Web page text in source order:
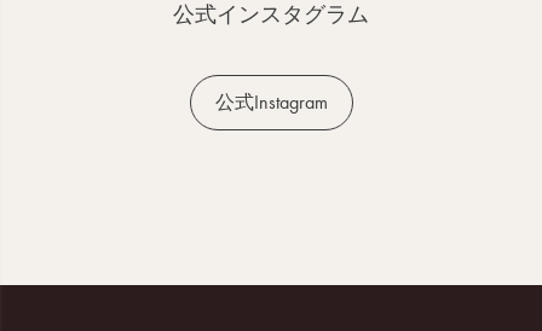
公式インスタグラム
公式Instagram